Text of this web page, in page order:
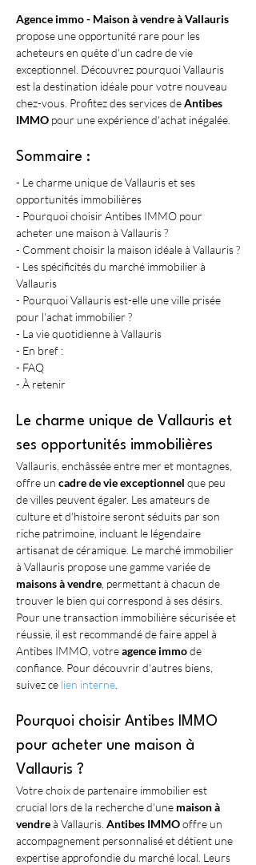
Agence immo - Maison à vendre à Vallauris
propose une opportunité rare pour les
acheteurs en quête d'un cadre de vie
exceptionnel. Découvrez pourquoi Vallauris
est la destination idéale pour votre nouveau
chez-vous. Profitez des services de Antibes
IMMO pour une expérience d'achat inégalée.
Sommaire :
- Le charme unique de Vallauris et ses
opportunités immobilières
- Pourquoi choisir Antibes IMMO pour
acheter une maison à Vallauris ?
- Comment choisir la maison idéale à Vallauris ?
- Les spécificités du marché immobilier à
Vallauris
- Pourquoi Vallauris est-elle une ville prisée
pour l'achat immobilier ?
- La vie quotidienne à Vallauris
- En bref :
- FAQ
- À retenir
Le charme unique de Vallauris et
ses opportunités immobilières
Vallauris, enchâssée entre mer et montagnes,
offre un cadre de vie exceptionnel que peu
de villes peuvent égaler. Les amateurs de
culture et d'histoire seront séduits par son
riche patrimoine, incluant le légendaire
artisanat de céramique. Le marché immobilier
à Vallauris propose une gamme variée de
maisons à vendre , permettant à chacun de
trouver le bien qui correspond à ses désirs.
Pour une transaction immobilière sécurisée et
réussie, il est recommandé de faire appel à
Antibes IMMO, votre agence immo de
confiance. Pour découvrir d'autres biens,
suivez ce lien interne
Pourquoi choisir Antibes IMMO
pour acheter une maison à
Vallauris ?
Votre choix de partenaire immobilier est
crucial lors de la recherche d'une maison à
vendre à Vallauris. Antibes IMMO offre un
accompagnement personnalisé et détient une
expertise approfondie du marché local. Leurs